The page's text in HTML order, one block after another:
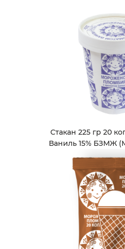
Стакан 225 гр 20
Ваниль 15% БЗМЖ